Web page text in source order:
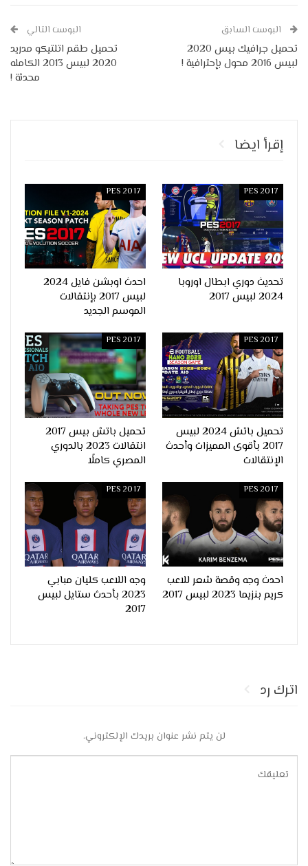
البوست السابق
تحميل جرافيك بيس 2020
لبيس 2016 محول بإحترافية !
البوست التالي
تحميل طقم اتلتيكو مدريد
2020 لبيس 2013 الكامله
محدثة !
إقرأ ايضا
PES 2017
تحديث دوري ابطال اوروبا
2024 لبيس 2017
PES 2017
احدث اوبشن فايل 2024
لبيس 2017 بإنتقالات
الموسم الجديد
PES 2017
تحميل باتش 2024 لبيس
2017 بأقوى المميزات وأحدث
الإنتقالات
PES 2017
تحميل باتش بيس 2017
انتقالات 2023 بالدوري
المصري كاملًا
PES 2017
احدث وجه وقصة شعر للاعب
كريم بنزيما 2023 لبيس 2017
PES 2017
وجه اللاعب كليان مبابي
2023 بأحدث ستايل لبيس
2017
اترك رد
لن يتم نشر عنوان بريدك الإلكتروني.